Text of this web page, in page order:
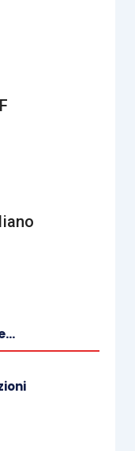
al citato
pubbliche
del codice
2009